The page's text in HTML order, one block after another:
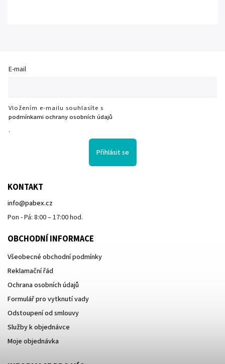
E-mail
Vložením e-mailu souhlasíte s
podmínkami ochrany osobních údajů
.
Přihlásit se
KONTAKT
info@pabex.cz
Pon - Pá: 8:00 – 17:00 hod.
OBCHODNÍ INFORMACE
Všeobecné obchodní podmínky
Reklamační řád
Ochrana osobních údajů
Formulář pro vytknutí vady
Odstoupení od smlouvy
Služby k objednávce
Moje objednávka